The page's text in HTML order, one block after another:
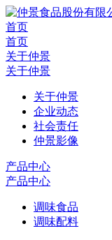
首页
首页
关于仲景
关于仲景
关于仲景
企业动态
社会责任
仲景影像
产品中心
产品中心
调味食品
调味配料